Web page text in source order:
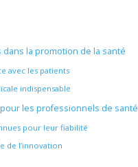
la promotion de la santé
avec les patients
indispensable
les professionnels de santé
pour leur fiabilité
de l’innovation